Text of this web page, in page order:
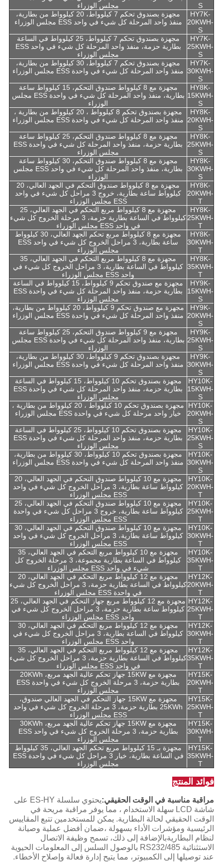
S
مجلس الوزراء
HY7K-
20KWH-
S
مجهزة بصندوق تحكم 7 كيلوواط، 20 كيلوواط من بطارية،
منفذ واحد المرحلة كل شيء في واحد ESS مجلس الوزراء
HY7K-
25KWH-
S
مجهزة بصندوق تحكم 7 كيلوواط، 25 كيلوواط في الساعة
بطارية حزمة، منفذ واحد المرحلة كل شيء في واحد ESS
مجلس الوزراء
HY7K-
30KWH-
S
مجهزة بصندوق تحكم 7 كيلوواط، 30 كيلوواط من بطارية،
منفذ واحد المرحلة كل شيء في واحدة ESS مجلس الوزراء
HY8K-
15KWH-
S
مجهزة مع 8 كيلوواط صندوق التحكم، 15 كيلوواط ساعة
بطارية، منفذ واحد المرحلة كل شيء في واحدة ESS مجلس
الوزراء
HY8K-
20KWH-
S
مجهزة بصندوق تحكم 8 كيلوواط ، 20 كيلوواط من بطارية ،
منفذ واحد المرحلة كل شيء في واحدة ESS مجلس الوزراء
HY8K-
25KWH-
S
مجهزة مع 8 كيلوواط صندوق التحكم، 25 كيلوواط ساعة
بطارية حزمة، منفذ واحد المرحلة كل شيء في واحدة ESS
مجلس الوزراء
HY8K-
30KWH-
S
مجهزة مع 8 كيلوواط صندوق التحكم، 30 كيلوواط ساعة
بطارية، منفذ واحد المرحلة كل شيء في واحد ESS مجلس
الوزراء
HY8K-
20KWH-
T
مجهزة مع 8 كيلوواط صندوق التحكم في الجهد العالي، 20
كيلوواط ساعة بطارية، خروج 3 مراحل كل شيء في واحد
ESS مجلس الوزراء
HY8K-
25KWH-
T
مجهزة مع 8 كيلوواط مربع التحكم في الجهد العالي، 25
كيلوواط في الساعة بطارية حزمة، 3 مرحلة الخروج كل شيء
في واحد ESS مجلس الوزراء
HY8K-
30KWH-
T
مجهزة مع 8 كيلوواط مربع تحكم الجهد العالي، 30 كيلوواط
ساعة بطارية، 3 مراحل الخروج كل شيء في واحد ESS
مجلس الوزراء
HY8K-
35KWH-
T
مجهزة مع 8 كيلوواط مربع التحكم في الجهد العالي، 35
كيلوواط في الساعة بطارية، 3 مراحل الخروج كل شيء في
واحد ESS مجلس الوزراء
HY9K-
15KWH-
S
مجهزة مع صندوق تحكم 9 كيلوواط، 15 كيلوواط في الساعة
بطارية حزمة، منفذ واحد المرحلة كل شيء في واحدة ESS
مجلس الوزراء
HY9K-
20KWH-
S
مجهزة مع صندوق تحكم 9 كيلوواط، 20 كيلوواط من بطارية،
منفذ واحد المرحلة كل شيء في واحدة ESS مجلس الوزراء
HY9K-
25KWH-
S
مجهزة مع 9 كيلوواط صندوق التحكم، 25 كيلوواط ساعة
بطارية، منفذ واحد المرحلة كل شيء في واحدة ESS مجلس
الوزراء
HY9K-
30KWH-
S
مجهزة بصندوق تحكم 9 كيلوواط، 30 كيلوواط من بطارية،
منفذ واحد المرحلة كل شيء في واحدة ESS مجلس الوزراء
HY10K-
15KWH-
S
مجهزة بصندوق تحكم 10 كيلوواط، 15 كيلوواط في الساعة
بطارية حزمة، منفذ واحد المرحلة كل شيء في واحدة ESS
مجلس الوزراء
HY10K-
20KWH-
S
مجهزة بصندوق تحكم 10 كيلوواط ، 20 كيلوواط من بطارية ،
خيار واحد مرحلة كل شيء في واحدة ESS مجلس الوزراء
HY10K-
25KWH-
S
مجهزة بصندوق تحكم 10 كيلوواط، 25 كيلوواط في الساعة
بطارية حزمة، منفذ واحد المرحلة كل شيء في واحدة ESS
مجلس الوزراء
HY10K-
30KWH-
S
مجهزة بصندوق تحكم 10 كيلوواط، 30 كيلوواط من بطارية،
منفذ واحد المرحلة كل شيء في واحدة ESS مجلس الوزراء
HY10K-
20KWH-
T
مجهزة مع 10 كيلوواط صندوق التحكم في الجهد العالي، 20
كيلوواط ساعة بطارية، 3 مراحل الخروج كل شيء في واحد
ESS مجلس الوزراء
HY10K-
25KWH-
T
مجهزة مع 10 كيلوواط صندوق التحكم في الجهد العالي، 25
كيلوواط ساعة بطارية، خروج 3 مراحل كل شيء في واحدة
ESS مجلس الوزراء
HY10K-
30KWH-
T
مجهزة مع 10 كيلوواط صندوق التحكم في الجهد العالي، 30
كيلوواط ساعة بطارية، 3 مراحل الخروج كل شيء في واحد
ESS مجلس الوزراء
HY10K-
35KWH-
T
مجهزة مع 10 كيلوواط مربع التحكم في الجهد العالي، 35
كيلوواط في الساعة بطارية مجموعة، 3 مرحلة الخروج كل
شيء في واحد ESS مجلس الوزراء
HY12K-
20KWH-
T
مجهزة مع 12 كيلوواط مربع التحكم في الجهد العالي، 20
كيلوواط في الساعة بطارية حزمة، 3 مراحل الخروج كل شيء
في واحدة ESS مجلس الوزراء
HY12K-
25KWH-
T
مجهزة مع 12 كيلوواط مربع جهاز التحكم في الجهد العالي، 25
كيلوواط ساعة بطارية حزمة، 3 مراحل الخروج كل شيء في
واحد ESS مجلس الوزراء
HY12K-
30KWH-
T
مجهزة مع 12 كيلوواط مربع التحكم في الجهد العالي، 30
كيلوواط في الساعة بطارية، 3 مراحل الخروج كل شيء في
واحد ESS مجلس الوزراء
HY12K-
35KWH-
T
مجهزة مع 12 كيلوواط مربع التحكم في الجهد العالي، 35
كيلوواط في الساعة بطارية حزمة، 3 مراحل الخروج كل شيء
في واحد ESS مجلس الوزراء
HY15K-
20KWH-
T
مجهزة مع 15KW جهاز تحكم عالية الجهد مربع، 20KWh
بطارية حزمة، 3 مرحلة الخروج كل شيء في واحدة ESS
مجلس الوزراء
HY15K-
25KWH-
T
مجهزة مع 15KW جهاز التحكم في الجهد العالي صندوق،
25KWh بطارية حزمة، 3 مرحلة الخروج كل شيء في واحد
ESS مجلس الوزراء
HY15K-
30KWH-
T
مجهزة مع 15KW جهاز تحكم عالية الجهد مربع، 30KWh
بطارية حزمة، 3 مرحلة الخروج كل شيء في واحد ESS
مجلس الوزراء
HY15K-
35KWH-
T
مجهزة بـ 15 كيلوواط مربع تحكم الجهد العالي، 35 كيلوواط
في الساعة بطارية، خيار 3 مراحل كل شيء في واحدة ESS
مجلس الوزراء
فوائد المنتج
مراقبة مناسبة في الوقت الحقيقي:
يحتوي سلسلة ES-HY على
شاشة LCD سهلة الاستخدام ، مما يوفر مراقبة مريحة في
الوقت الحقيقي لحالة البطارية. يمكن للمستخدمين تتبع المقاييس
الرئيسية ومؤشرات الأداء بسهولة ،ضمان أفضل عملية وصيانة
لنظام البطاريةبالإضافة إلى ذلك، تسمح وظيفة الاتصال
الاستثنائية RS232/485 بالوصول السلس إلى المعلومات الحيوية
عند توصيلها إلى الكمبيوتر، مما يتيح إدارة فعالة وإصلاح الأخطاء.